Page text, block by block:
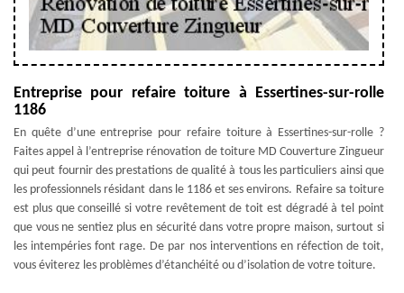
Entreprise pour refaire toiture à Essertines-sur-rolle
1186
En quête d’une entreprise pour refaire toiture à Essertines-sur-rolle ?
Faites appel à l’entreprise rénovation de toiture MD Couverture Zingueur
qui peut fournir des prestations de qualité à tous les particuliers ainsi que
les professionnels résidant dans le 1186 et ses environs. Refaire sa toiture
est plus que conseillé si votre revêtement de toit est dégradé à tel point
que vous ne sentiez plus en sécurité dans votre propre maison, surtout si
les intempéries font rage. De par nos interventions en réfection de toit,
vous éviterez les problèmes d’étanchéité ou d’isolation de votre toiture.